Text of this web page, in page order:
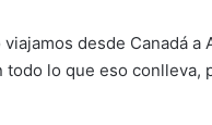
desde Canadá a
lo que eso conlleva,